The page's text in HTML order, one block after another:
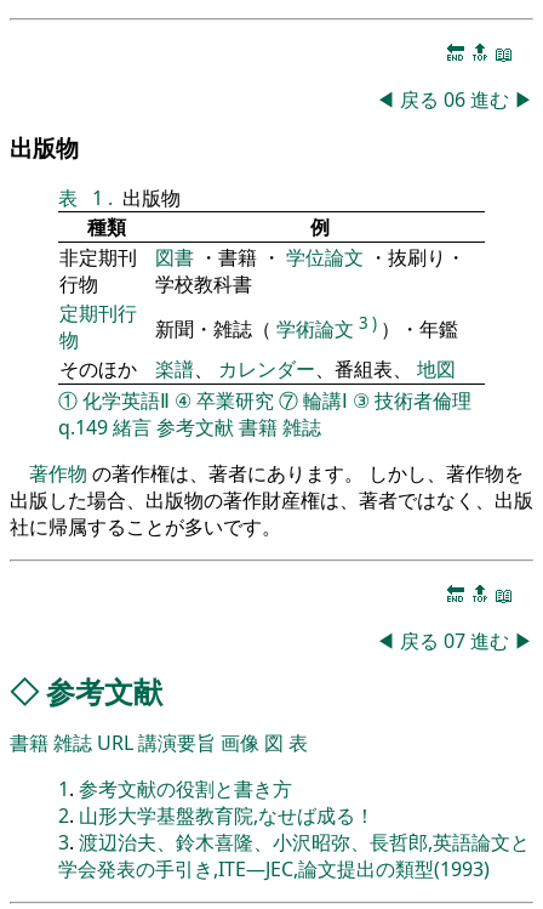
🔚 🔝 📖
◀ 戻る 06進む ▶
出版物
表 1 . 出版物
種類
例
非定期刊
行物
図書 ・書籍 ・ 学位論文 ・抜刷り・
学校教科書
定期刊行
物
新聞・雑誌（ 学術論文 3 ) ）・年鑑
そのほか
楽譜、 カレンダー、番組表、 地図
①化学英語Ⅱ ④卒業研究⑦輪講Ⅰ ③技術者倫理
q.149緒言参考文献書籍雑誌
著作物 の著作権は、著者にあります。 しかし、著作物を
出版した場合、出版物の著作財産権は、著者ではなく、出版
社に帰属することが多いです。
🔚 🔝 📖
◀ 戻る 07進む ▶
◇参考文献
書籍雑誌 URL講演要旨 画像 図 表
1. 参考文献の役割と書き方
2. 山形大学基盤教育院,なせば成る！
3. 渡辺治夫、鈴木喜隆、小沢昭弥、長哲郎,英語論文と
学会発表の手引き,ITE―JEC,論文提出の類型(1993)